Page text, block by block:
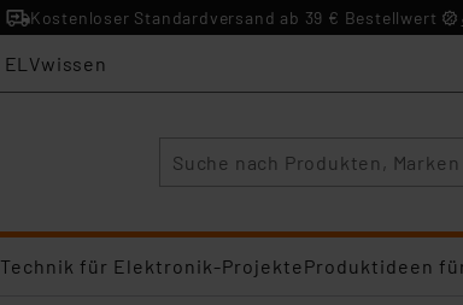
Kostenloser Standardversand ab 39 € Bestellwert
ELVwissen
Technik für Elektronik-ProjekteProduktideen